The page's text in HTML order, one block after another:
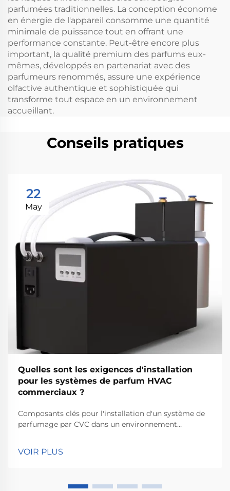
parfumées traditionnelles. La conception économe
en énergie de l'appareil consomme une quantité
minimale de puissance tout en offrant une
performance constante. Peut-être encore plus
important, la qualité premium des parfums eux-
mêmes, développés en partenariat avec des
parfumeurs renommés, assure une expérience
olfactive authentique et sophistiquée qui
transforme tout espace en un environnement
accueillant.
Conseils pratiques
22
May
Quelles sont les exigences d'installation
pour les systèmes de parfum HVAC
commerciaux ?
Composants clés pour l'installation d'un système de
parfumage par CVC dans un environnement
de parfumage par CVC commercial, il est primordial
aujourd'hui entre différents modèles et marques.
VOIR PLUS